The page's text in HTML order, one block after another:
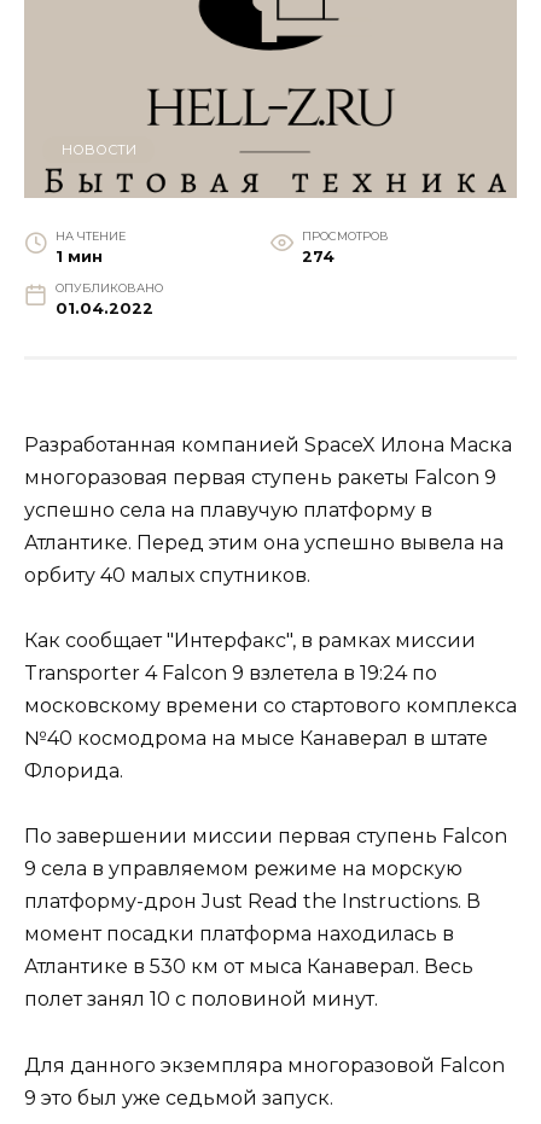
НОВОСТИ
НА ЧТЕНИЕ
1 мин
ПРОСМОТРОВ
274
ОПУБЛИКОВАНО
01.04.2022
Разработанная компанией SpaceX Илона Маска
многоразовая первая ступень ракеты Falcon 9
успешно села на плавучую платформу в
Атлантике. Перед этим она успешно вывела на
орбиту 40 малых спутников.
Как сообщает "Интерфакс", в рамках миссии
Transporter 4 Falcon 9 взлетела в 19:24 по
московскому времени со стартового комплекса
№40 космодрома на мысе Канаверал в штате
Флорида.
По завершении миссии первая ступень Falcon
9 села в управляемом режиме на морскую
платформу-дрон Just Read the Instructions. В
момент посадки платформа находилась в
Атлантике в 530 км от мыса Канаверал. Весь
полет занял 10 с половиной минут.
Для данного экземпляра многоразовой Falcon
9 это был уже седьмой запуск.